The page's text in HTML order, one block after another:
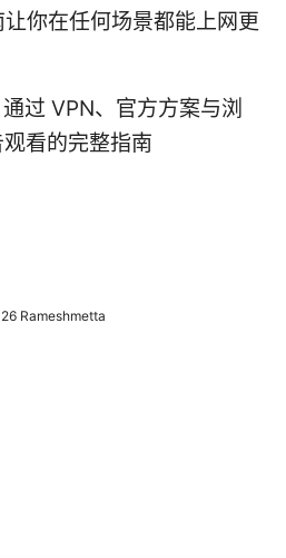
你在任何场景都能上网更
过 VPN、官方方案与浏
看的完整指南
Rameshmetta